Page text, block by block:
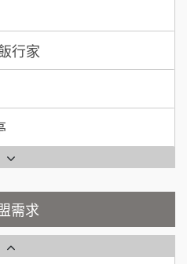
家
需求
100萬 ~ 200萬
100萬~200萬
台北
100萬 ~150萬
50萬~75萬